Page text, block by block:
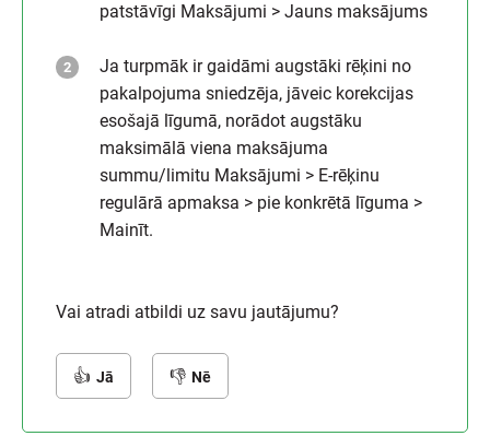
patstāvīgi Maksājumi > Jauns maksājums
Ja turpmāk ir gaidāmi augstāki rēķini no
pakalpojuma sniedzēja, jāveic korekcijas
esošajā līgumā, norādot augstāku
maksimālā viena maksājuma
summu/limitu Maksājumi > E-rēķinu
regulārā apmaksa > pie konkrētā līguma >
Mainīt.
Vai atradi atbildi uz savu jautājumu?
Jā Nē